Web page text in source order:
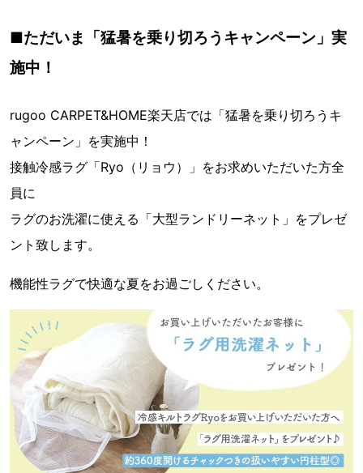
■ただいま「猛暑を乗り切ろうキャンペーン」実
施中！
rugoo CARPET&HOME楽天店では「猛暑を乗り切ろうキ
ャンペーン」を実施中！
接触冷感ラグ「Ryo（リョウ）」をお求めいただいた方全
員に
ラグのお洗濯に使える「大型ランドリーネット」をプレゼ
ント致します。
機能性ラグで快適な夏をお過ごしください。